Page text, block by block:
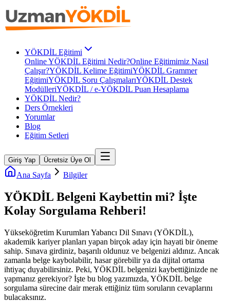
YÖKDİL Eğitimi
Online YÖKDİL Eğitimi Nedir?Online Eğitimimiz Nasıl
Çalışır?YÖKDİL Kelime EğitimiYÖKDİL Grammer
EğitimiYÖKDİL Soru ÇalışmalarıYÖKDİL Destek
ModülleriYÖKDİL / e-YÖKDİL Puan Hesaplama
YÖKDİL Nedir?
Ders Örnekleri
Yorumlar
Blog
Eğitim Setleri
Giriş Yap Ücretsiz Üye Ol
Ana Sayfa Bilgiler
YÖKDİL Belgeni Kaybettin mi? İşte
Kolay Sorgulama Rehberi!
Yükseköğretim Kurumları Yabancı Dil Sınavı (YÖKDİL),
akademik kariyer planları yapan birçok aday için hayati bir öneme
sahip. Sınava girdiniz, başarılı oldunuz ve belgenizi aldınız. Ancak
zamanla belge kaybolabilir, hasar görebilir ya da dijital ortama
ihtiyaç duyabilirsiniz. Peki, YÖKDİL belgenizi kaybettiğinizde ne
yapmanız gerekiyor? İşte bu blog yazımızda, YÖKDİL belge
sorgulama sürecine dair merak ettiğiniz tüm soruların cevaplarını
bulacaksınız.